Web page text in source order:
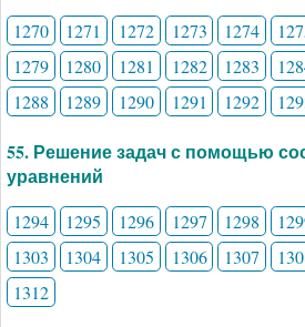
1270 1271 1272 1273 1274
1279
1280 1281 1282 1283
1288
1289 1290 1291 1292
55. Решение задач с помощью
уравнений
1294 1295 1296 1297 1298
1303
1304 1305 1306 1307
1312